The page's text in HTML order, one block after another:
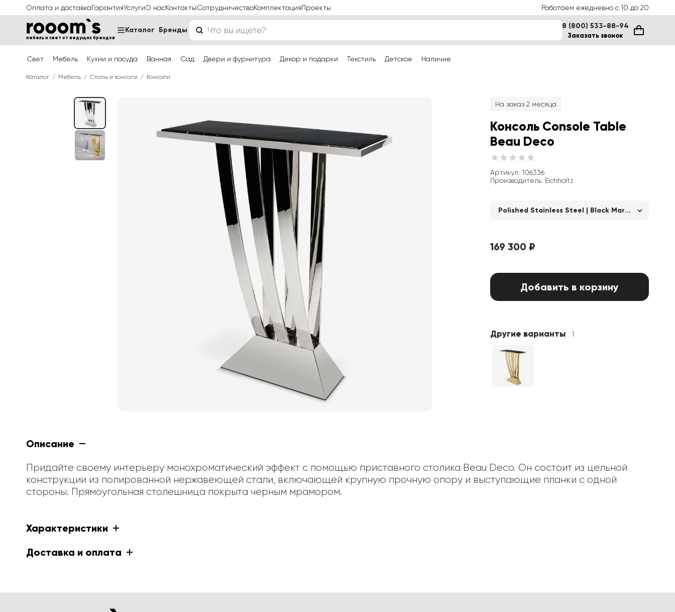
Оплата и доставкаГарантияУслугиО насКонтактыСотрудничествоКомплектацияПроекты Работаем ежедневно с 10 до 20
мебель и свет от ведущих брендов
Каталог Бренды 8 (800) 533-88-94
Заказать звонок
Свет Мебель Кухни и посуда Ванная Сад Двери и фурнитура Декор и подарки Текстиль Детское Наличие
Каталог Мебель Столы и консоли Консоли
На заказ 2 месяца
Консоль Console Table
Beau Deco
Артикул: 106336
Производитель: Eichholtz
Polished Stainless Steel | Black Marble Top
169 300 ₽
Добавить в корзину
Другие варианты 1
Описание
Придайте своему интерьеру монохроматический эффект с помощью приставного столика Beau Deco. Он состоит из цельной
конструкции из полированной нержавеющей стали, включающей крупную прочную опору и выступающие планки с одной
стороны. Прямоугольная столешница покрыта черным мрамором.
Характеристики
Доставка и оплата